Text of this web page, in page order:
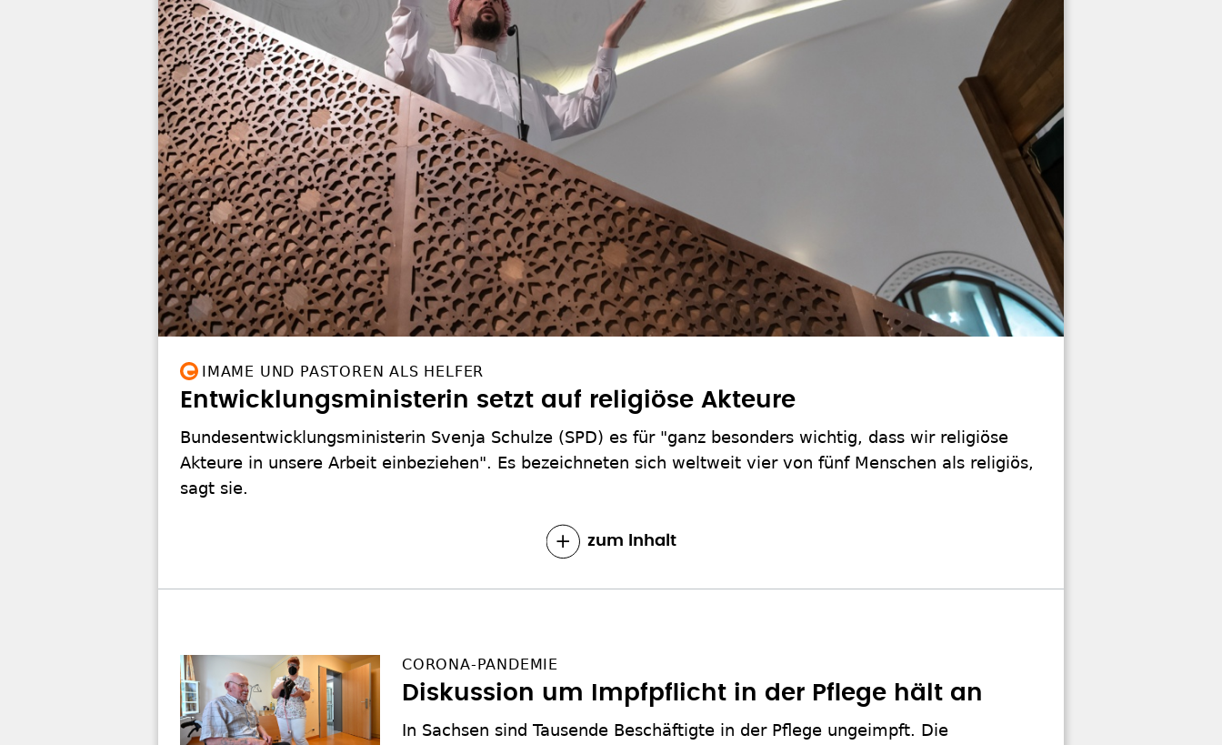
IMAME UND PASTOREN ALS HELFER
Entwicklungsministerin setzt auf religiöse Akteure
Bundesentwicklungsministerin Svenja Schulze (SPD) es für "ganz besonders wichtig, dass wir religiöse
Akteure in unsere Arbeit einbeziehen". Es bezeichneten sich weltweit vier von fünf Menschen als religiös,
sagt sie.
zum Inhalt
CORONA-PANDEMIE
Diskussion um Impfpflicht in der Pflege hält an
In Sachsen sind Tausende Beschäftigte in der Pflege ungeimpft. Die